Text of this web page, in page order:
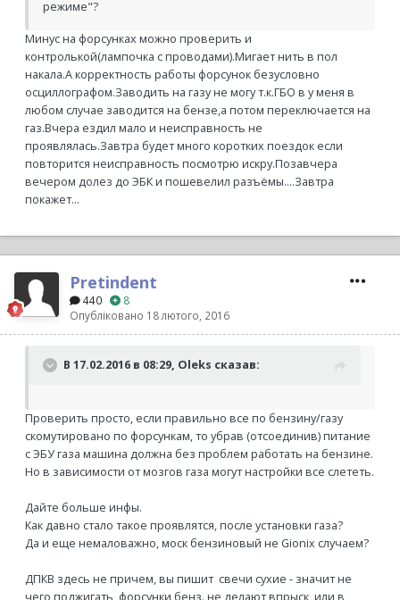
режиме"?
Минус на форсунках можно проверить и
контролькой(лампочка с проводами).Мигает нить в пол
накала.А корректность работы форсунок безусловно
осциллографом.Заводить на газу не могу т.к.ГБО в у меня в
любом случае заводится на бензе,а потом переключается на
газ.Вчера ездил мало и неисправность не
проявлялась.Завтра будет много коротких поездок если
повторится неисправность посмотрю искру.Позавчера
вечером долез до ЭБК и пошевелил разъёмы....Завтра
покажет...
Pretindent
440
8
Опубліковано 18 лютого, 2016
В 17.02.2016 в 08:29, Oleks сказав:
Проверить просто, если правильно все по бензину/газу
скомутировано по форсункам, то убрав (отсоединив) питание
с ЭБУ газа машина должна без проблем работать на бензине.
Но в зависимости от мозгов газа могут настройки все слететь.
Дайте больше инфы.
Как давно стало такое проявлятся, после установки газа?
Да и еще немаловажно, моск бензиновый не Gionix случаем?
ДПКВ здесь не причем, вы пишит свечи сухие - значит не